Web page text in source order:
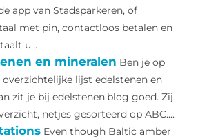
app van Stadsparkeren, of
met pin, contactloos betalen en
u...
en mineralen Ben je op
overzichtelijke lijst edelstenen en
zit je bij edelstenen.blog goed. Zij
netjes gesorteerd op ABC....
Even though Baltic amber